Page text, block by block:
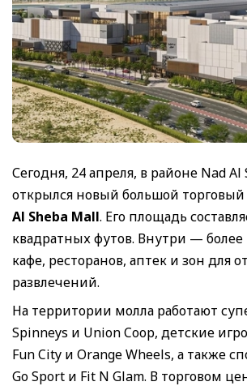
Сегодня, 24 апреля, в районе Nad Al
открылся новый большой
Al Sheba Mall. Его площадь
квадратных футов. Внутри — более
кафе, ресторанов, аптек и зон для
развлечений.
На территории молла работают
Spinneys и Union Coop, детские
Fun City и Orange Wheels, а также
Go Sport и Fit N Glam. В торговом